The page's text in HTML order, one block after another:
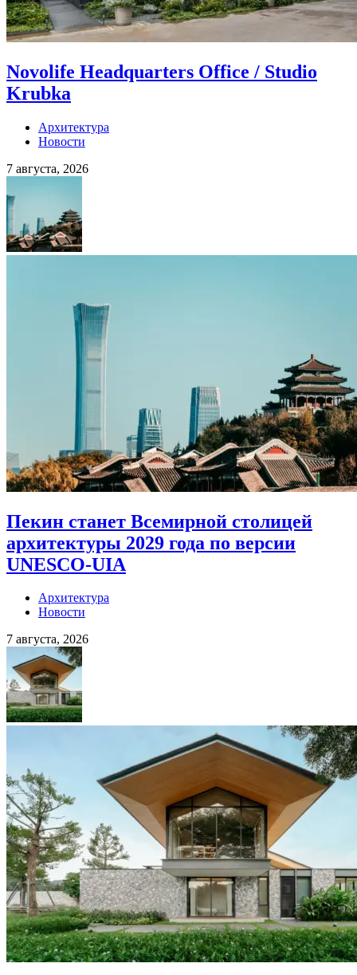
Novolife Headquarters Office / Studio
Krubka
Архитектура
Новости
7 августа, 2026
Пекин станет Всемирной столицей
архитектуры 2029 года по версии
UNESCO-UIA
Архитектура
Новости
7 августа, 2026